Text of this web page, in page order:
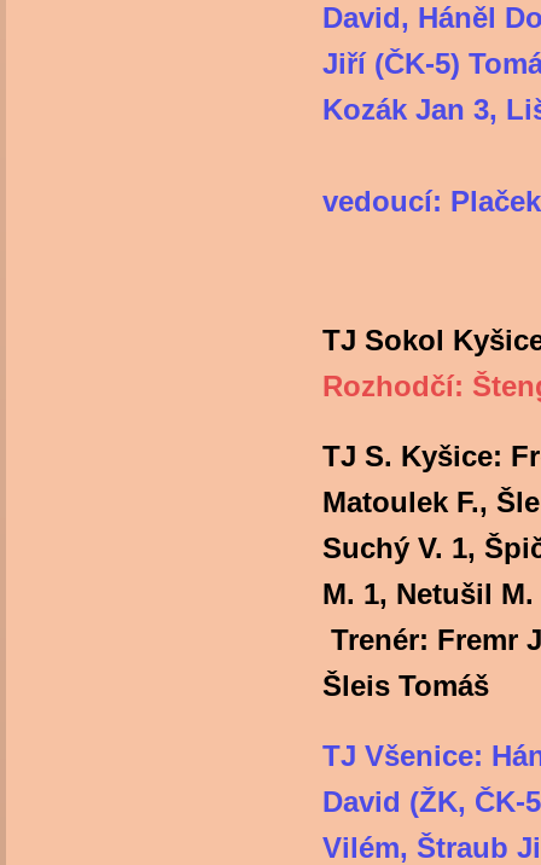
David, Háněl
Jiří (ČK-5)
Kozák Jan 3,
vedoucí:
TJ Sokol
Rozhodčí:
TJ S. Kyšice:
Matoulek F.,
Suchý V. 1,
M. 1,
Trenér: Fremr
Šleis Tomáš
TJ Všenice:
David (ŽK, ČK-
Vilém, Štraub